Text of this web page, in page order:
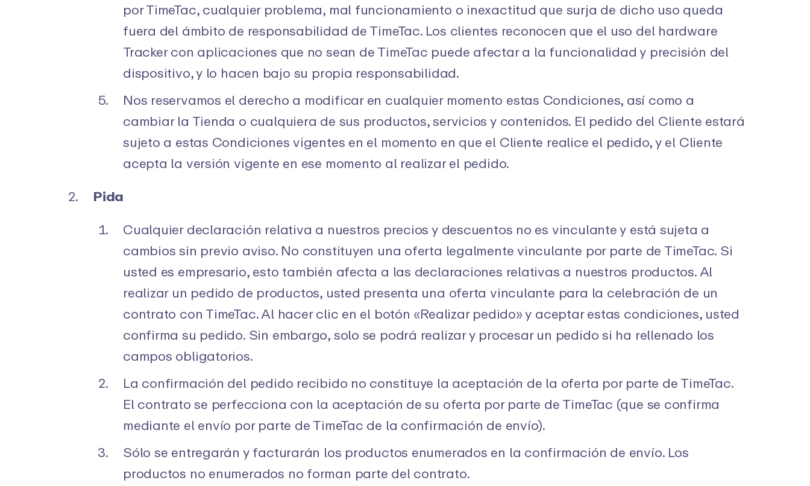
por TimeTac, cualquier problema, mal funcionamiento o inexactitud que surja de dicho uso queda
fuera del ámbito de responsabilidad de TimeTac. Los clientes reconocen que el uso del hardware
Tracker con aplicaciones que no sean de TimeTac puede afectar a la funcionalidad y precisión del
dispositivo, y lo hacen bajo su propia responsabilidad.
Nos reservamos el derecho a modificar en cualquier momento estas Condiciones, así como a
cambiar la Tienda o cualquiera de sus productos, servicios y contenidos. El pedido del Cliente estará
sujeto a estas Condiciones vigentes en el momento en que el Cliente realice el pedido, y el Cliente
acepta la versión vigente en ese momento al realizar el pedido.
Pida
Cualquier declaración relativa a nuestros precios y descuentos no es vinculante y está sujeta a
cambios sin previo aviso. No constituyen una oferta legalmente vinculante por parte de TimeTac. Si
usted es empresario, esto también afecta a las declaraciones relativas a nuestros productos. Al
realizar un pedido de productos, usted presenta una oferta vinculante para la celebración de un
contrato con TimeTac. Al hacer clic en el botón «Realizar pedido» y aceptar estas condiciones, usted
confirma su pedido. Sin embargo, solo se podrá realizar y procesar un pedido si ha rellenado los
campos obligatorios.
La confirmación del pedido recibido no constituye la aceptación de la oferta por parte de TimeTac.
El contrato se perfecciona con la aceptación de su oferta por parte de TimeTac (que se confirma
mediante el envío por parte de TimeTac de la confirmación de envío).
Sólo se entregarán y facturarán los productos enumerados en la confirmación de envío. Los
productos no enumerados no forman parte del contrato.